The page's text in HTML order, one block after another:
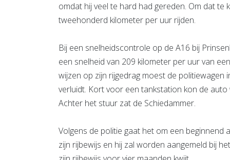
omdat hij veel te hard had gereden. Om dat
tweehonderd kilometer per uur rijden.
Bij een snelheidscontrole op de A16 bij
een snelheid van 209 kilometer per uur van
wijzen op zijn rijgedrag moest de
verluidt. Kort voor een tankstation kon de
Achter het stuur zat de Schiedammer.
Volgens de politie gaat het om een beginnend
zijn rijbewijs en hij zal worden aangemeld bij